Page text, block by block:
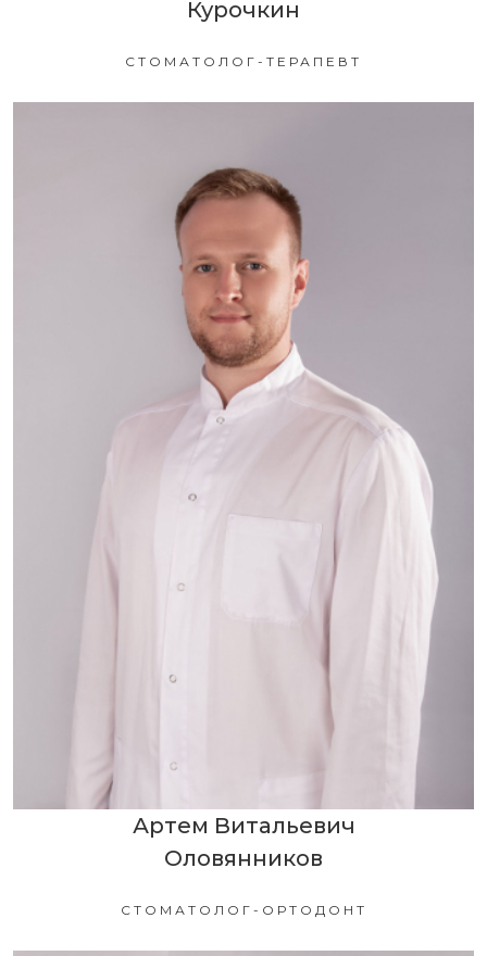
Курочкин
СТОМАТОЛОГ-ТЕРАПЕВТ
Артем Витальевич
Оловянников
СТОМАТОЛОГ-ОРТОДОНТ